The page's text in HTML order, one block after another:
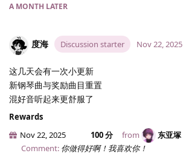
A MONTH LATER
度海 Discussion starter Nov 22, 2025
这几天会有一次小更新
新钢琴曲与奖励曲目重置
混好音听起来更舒服了
Rewards
Nov 22, 2025
100 分 from
东亚塚
Comment: 你做得好啊！我喜欢你！